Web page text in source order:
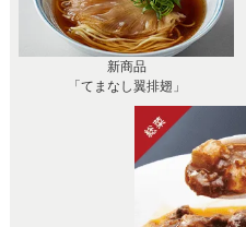
新商品
「てまなし翼排翅」